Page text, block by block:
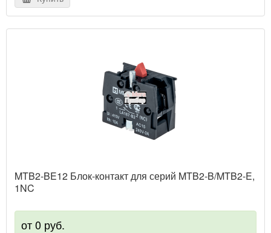
MTB2-BE12 Блок-контакт для серий MTB2-B/MTB2-E,
1NC
от 0 руб.